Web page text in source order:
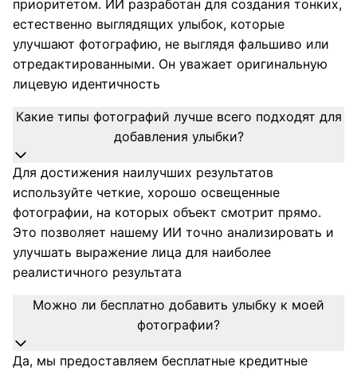
приоритетом. ИИ разработан для создания тонких,
естественно выглядящих улыбок, которые
улучшают фотографию, не выглядя фальшиво или
отредактированными. Он уважает оригинальную
лицевую идентичность
Какие типы фотографий лучше всего подходят для
добавления улыбки?
Для достижения наилучших результатов
используйте четкие, хорошо освещенные
фотографии, на которых объект смотрит прямо.
Это позволяет нашему ИИ точно анализировать и
улучшать выражение лица для наиболее
реалистичного результата
Можно ли бесплатно добавить улыбку к моей
фотографии?
Да, мы предоставляем бесплатные кредитные